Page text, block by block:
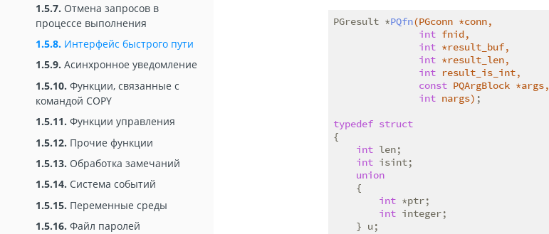
1.5.7. Отмена запросов в
процессе выполнения
1.5.8. Интерфейс быстрого пути
1.5.9. Асинхронное уведомление
1.5.10. Функции, связанные с
командой COPY
1.5.11. Функции управления
1.5.12. Прочие функции
1.5.13. Обработка замечаний
1.5.14. Система событий
1.5.15. Переменные среды
1.5.16. Файл паролей
PGresult *PQfn(PGconn *conn,
int fnid,
int *result_buf,
int *result_len,
int result_is_int,
const PQArgBlock *args,
int nargs) ;
typedef struct
{
int len;
int isint;
union
    {
int *ptr;
int integer;
    } u;